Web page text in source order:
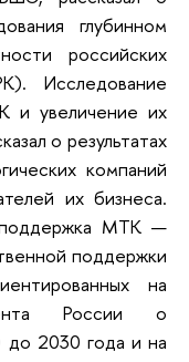
глубинном
российских
Исследование
и увеличение их
о результатах
компаний
их бизнеса.
поддержка МТК —
поддержки
на
России о
до 2030 года и на